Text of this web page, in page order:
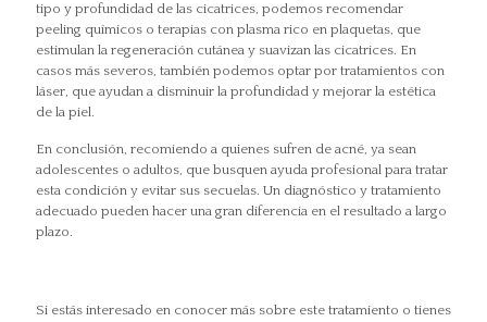
tipo y profundidad de las cicatrices, podemos recomendar
peeling químicos o terapias con plasma rico en plaquetas, que
estimulan la regeneración cutánea y suavizan las cicatrices. En
casos más severos, también podemos optar por tratamientos con
láser, que ayudan a disminuir la profundidad y mejorar la estética
de la piel.
En conclusión, recomiendo a quienes sufren de acné, ya sean
adolescentes o adultos, que busquen ayuda profesional para tratar
esta condición y evitar sus secuelas. Un diagnóstico y tratamiento
adecuado pueden hacer una gran diferencia en el resultado a largo
plazo.
Si estás interesado en conocer más sobre este tratamiento o tienes